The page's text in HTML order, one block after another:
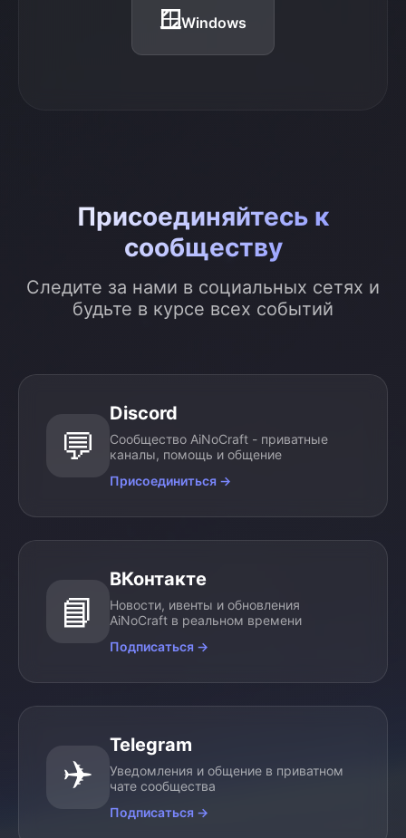
🪟Windows
Присоединяйтесь к
сообществу
Следите за нами в социальных сетях и
будьте в курсе всех событий
💬
Discord
Сообщество AiNoCraft - приватные
каналы, помощь и общение
Присоединиться →
📘
ВКонтакте
Новости, ивенты и обновления
AiNoCraft в реальном времени
Подписаться →
✈️
Telegram
Уведомления и общение в приватном
чате сообщества
Подписаться →